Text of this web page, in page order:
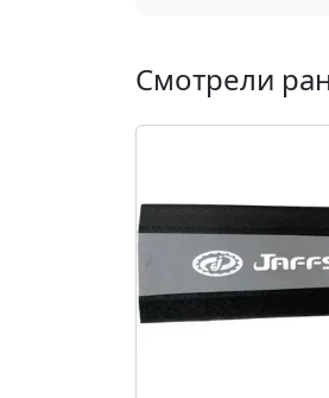
Смотрели